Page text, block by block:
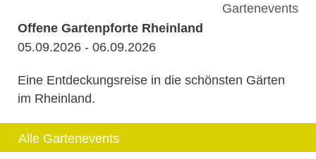
Gartenevents
Offene Gartenpforte Rheinland
05.09.2026 - 06.09.2026
Eine Entdeckungsreise in die schönsten Gärten
im Rheinland.
Alle Gartenevents